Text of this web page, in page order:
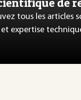
tous les articles
expertise